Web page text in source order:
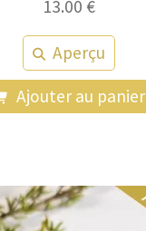
13.00 €
Aperçu
Ajouter au panier